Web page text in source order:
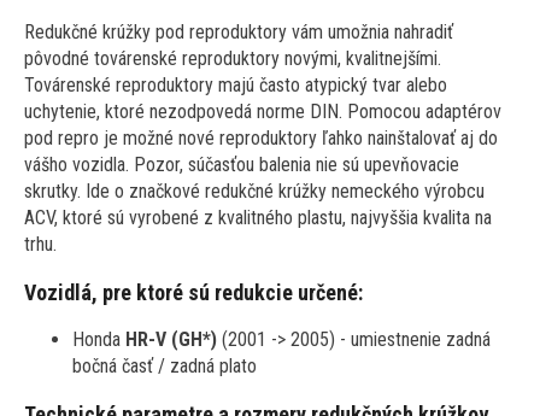
Redukčné krúžky pod reproduktory vám umožnia nahradiť
pôvodné továrenské reproduktory novými, kvalitnejšími.
Továrenské reproduktory majú často atypický tvar alebo
uchytenie, ktoré nezodpovedá norme DIN. Pomocou adaptérov
pod repro je možné nové reproduktory ľahko nainštalovať aj do
vášho vozidla. Pozor, súčasťou balenia nie sú upevňovacie
skrutky. Ide o značkové redukčné krúžky nemeckého výrobcu
ACV, ktoré sú vyrobené z kvalitného plastu, najvyššia kvalita na
trhu.
Vozidlá, pre ktoré sú redukcie určené:
Honda HR-V (GH*) (2001 -> 2005) - umiestnenie zadná
bočná časť / zadná plato